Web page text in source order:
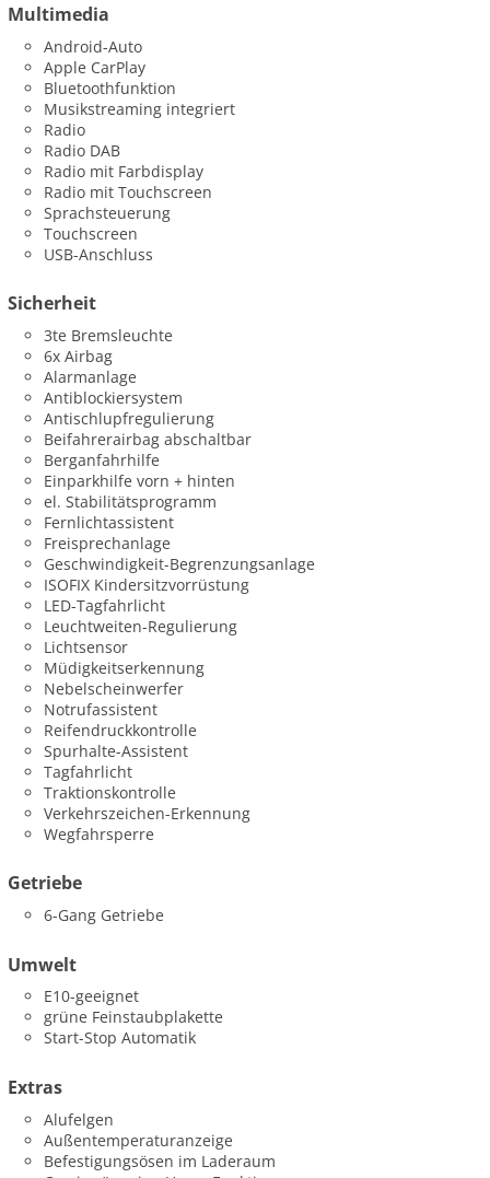
Multimedia
Android-Auto
Apple CarPlay
Bluetoothfunktion
Musikstreaming integriert
Radio
Radio DAB
Radio mit Farbdisplay
Radio mit Touchscreen
Sprachsteuerung
Touchscreen
USB-Anschluss
Sicherheit
3te Bremsleuchte
6x Airbag
Alarmanlage
Antiblockiersystem
Antischlupfregulierung
Beifahrerairbag abschaltbar
Berganfahrhilfe
Einparkhilfe vorn + hinten
el. Stabilitätsprogramm
Fernlichtassistent
Freisprechanlage
Geschwindigkeit-Begrenzungsanlage
ISOFIX Kindersitzvorrüstung
LED-Tagfahrlicht
Leuchtweiten-Regulierung
Lichtsensor
Müdigkeitserkennung
Nebelscheinwerfer
Notrufassistent
Reifendruckkontrolle
Spurhalte-Assistent
Tagfahrlicht
Traktionskontrolle
Verkehrszeichen-Erkennung
Wegfahrsperre
Getriebe
6-Gang Getriebe
Umwelt
E10-geeignet
grüne Feinstaubplakette
Start-Stop Automatik
Extras
Alufelgen
Außentemperaturanzeige
Befestigungsösen im Laderaum